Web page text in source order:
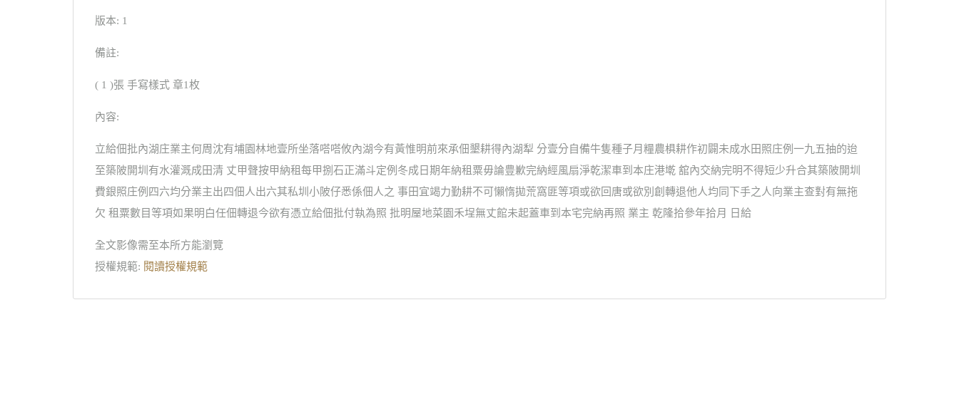
版本: 1
備註:
( 1 )張 手寫樣式 章1枚
內容:
立給佃批內湖庄業主何周沈有埔園林地壹所坐落嗒嗒攸內湖今有黃惟明前來承佃墾耕得內湖犁 分壹分自備牛隻種子月糧農椇耕作初闢未成水田照庄例一九五抽的迨
至築陂開圳有水灌溉成田清 丈甲聲按甲納租每甲捌石正滿斗定例冬成日期年納租粟毋論豊歉完納經風扇淨乾潔車到本庄港墘 舘內交納完明不得短少升合其築陂開圳
費銀照庄例四六均分業主出四佃人出六其私圳小陂仔悉係佃人之 事田宜竭力勤耕不可懶惰拋荒窩匪等項或欲回唐或欲別創轉退他人均同下手之人向業主查對有無拖
欠 租粟數目等項如果明白任佃轉退今欲有憑立給佃批付執為照 批明屋地菜園禾埕無丈館未起蓋車到本宅完納再照 業主 乾隆拾參年拾月 日給
全文影像需至本所方能瀏覽
授權規範: 閱讀授權規範